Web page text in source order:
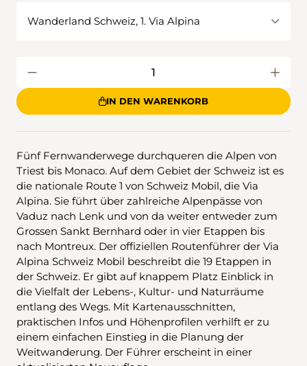
IN DEN WARENKORB
Fünf Fernwanderwege durchqueren die Alpen von
Triest bis Monaco. Auf dem Gebiet der Schweiz ist es
die nationale Route 1 von Schweiz Mobil, die Via
Alpina. Sie führt über zahlreiche Alpenpässe von
Vaduz nach Lenk und von da weiter entweder zum
Grossen Sankt Bernhard oder in vier Etappen bis
nach Montreux. Der offiziellen Routenführer der Via
Alpina Schweiz Mobil beschreibt die 19 Etappen in
der Schweiz. Er gibt auf knappem Platz Einblick in
die Vielfalt der Lebens-, Kultur- und Naturräume
entlang des Wegs. Mit Kartenausschnitten,
praktischen Infos und Höhenprofilen verhilft er zu
einem einfachen Einstieg in die Planung der
Weitwanderung. Der Führer erscheint in einer